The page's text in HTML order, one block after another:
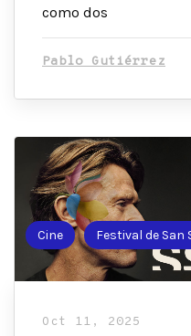
como dos
Pablo Gutiérrez
Cine Festival de San
Oct 11, 2025